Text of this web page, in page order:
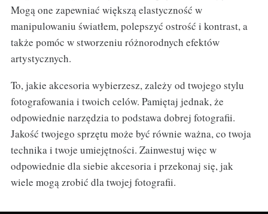
Mogą one zapewniać większą elastyczność w
manipulowaniu światłem, polepszyć ostrość i kontrast, a
także pomóc w stworzeniu różnorodnych efektów
artystycznych.
To, jakie akcesoria wybierzesz, zależy od twojego stylu
fotografowania i twoich celów. Pamiętaj jednak, że
odpowiednie narzędzia to podstawa dobrej fotografii.
Jakość twojego sprzętu może być równie ważna, co twoja
technika i twoje umiejętności. Zainwestuj więc w
odpowiednie dla siebie akcesoria i przekonaj się, jak
wiele mogą zrobić dla twojej fotografii.